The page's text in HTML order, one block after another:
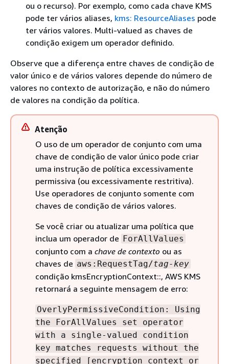
ou o recurso). Por exemplo, como cada chave KMS
pode ter vários aliases, kms: ResourceAliases pode
ter vários valores. Multi-valued as chaves de
condição exigem um operador definido.
Observe que a diferença entre chaves de condição de
valor único e de vários valores depende do número de
valores no contexto de autorização, e não do número
de valores na condição da política.
Atenção
O uso de um operador de conjunto com uma
chave de condição de valor único pode criar
uma instrução de política excessivamente
permissiva (ou excessivamente restritiva).
Use operadores de conjunto somente com
chaves de condição de vários valores.
Se você criar ou atualizar uma política que
inclua um operador de ForAllValues
conjunto com a chave de contexto ou as
chaves de aws:RequestTag/tag-key
condição kmsEncryptionContext::, AWS KMS
retornará a seguinte mensagem de erro:
OverlyPermissiveCondition: Using
the ForAllValues set operator
with a single-valued condition
key matches requests without the
specified [encryption context or